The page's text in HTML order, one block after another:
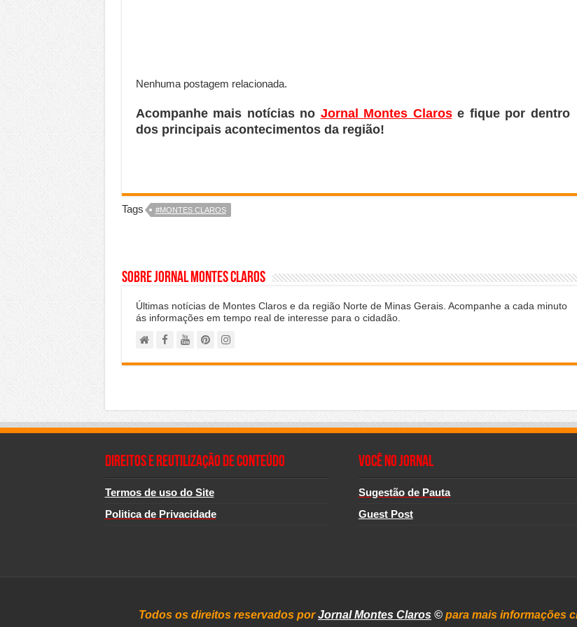
Nenhuma postagem relacionada.
Acompanhe mais notícias no Jornal Montes Clarose fique por dentro
dos principais acontecimentos da região!
Tags #MONTES CLAROS
Sobre Jornal Montes Claros
Últimas notícias de Montes Claros e da região Norte de Minas Gerais. Acompanhe a cada minuto
ás informações em tempo real de interesse para o cidadão.
Direitos e Reutilização de Conteúdo
Termos de uso do Site
Politica de Privacidade
Você no Jornal
Sugestão de Pauta
Guest Post
Todos os direitos reservados por Jornal Montes Claros © para mais informações